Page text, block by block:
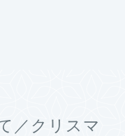
／クリスマ